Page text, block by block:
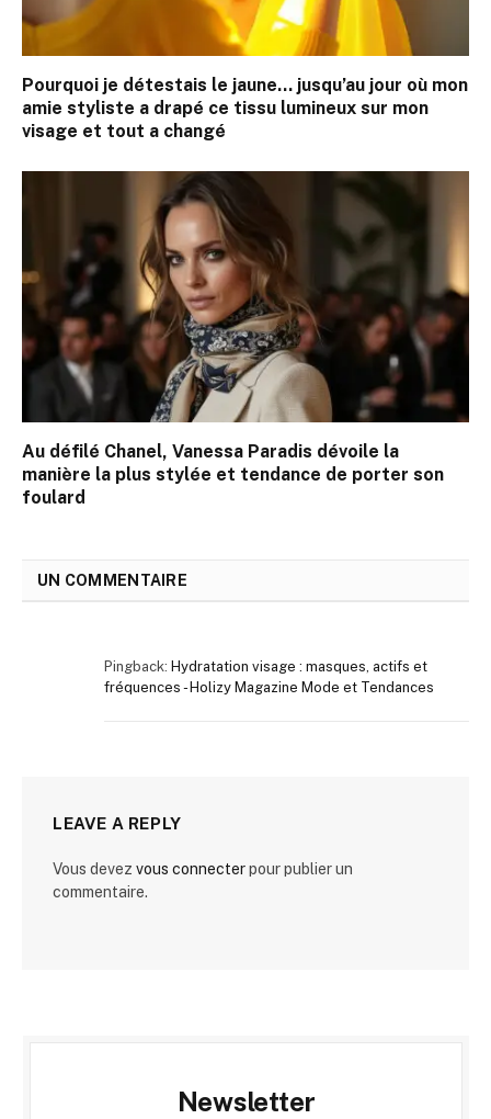
Pourquoi je détestais le jaune… jusqu’au jour où mon
amie styliste a drapé ce tissu lumineux sur mon
visage et tout a changé
Au défilé Chanel, Vanessa Paradis dévoile la
manière la plus stylée et tendance de porter son
foulard
UN COMMENTAIRE
Pingback: Hydratation visage : masques, actifs et
fréquences - Holizy Magazine Mode et Tendances
LEAVE A REPLY
Vous devez vous connecterpour publier un
commentaire.
Newsletter